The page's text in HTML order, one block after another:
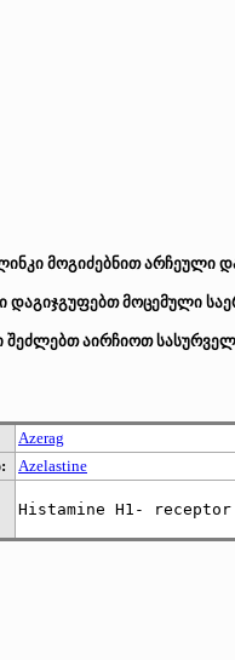
მოგიძებნით არჩეული
მოცემული
შეძლებთ აირჩიოთ
Azerag
Azelastine
Histamine H1-